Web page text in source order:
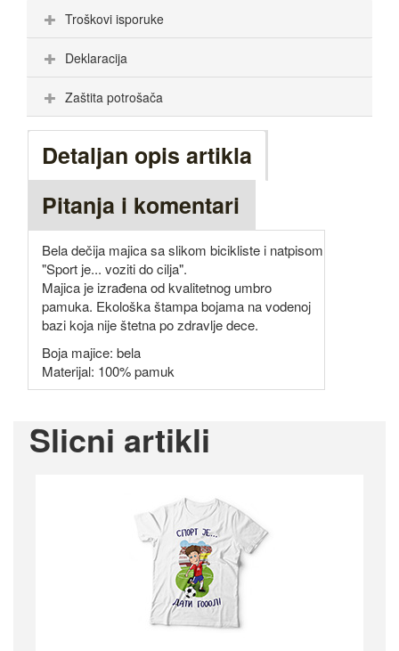
Troškovi isporuke
Deklaracija
Zaštita potrošača
Detaljan opis artikla
Pitanja i komentari
Bela dečija majica sa slikom bicikliste i natpisom
"Sport je... voziti do cilja".
Majica je izrađena od kvalitetnog umbro
pamuka. Ekološka štampa bojama na vodenoj
bazi koja nije štetna po zdravlje dece.
Boja majice: bela
Materijal: 100% pamuk
Slicni artikli